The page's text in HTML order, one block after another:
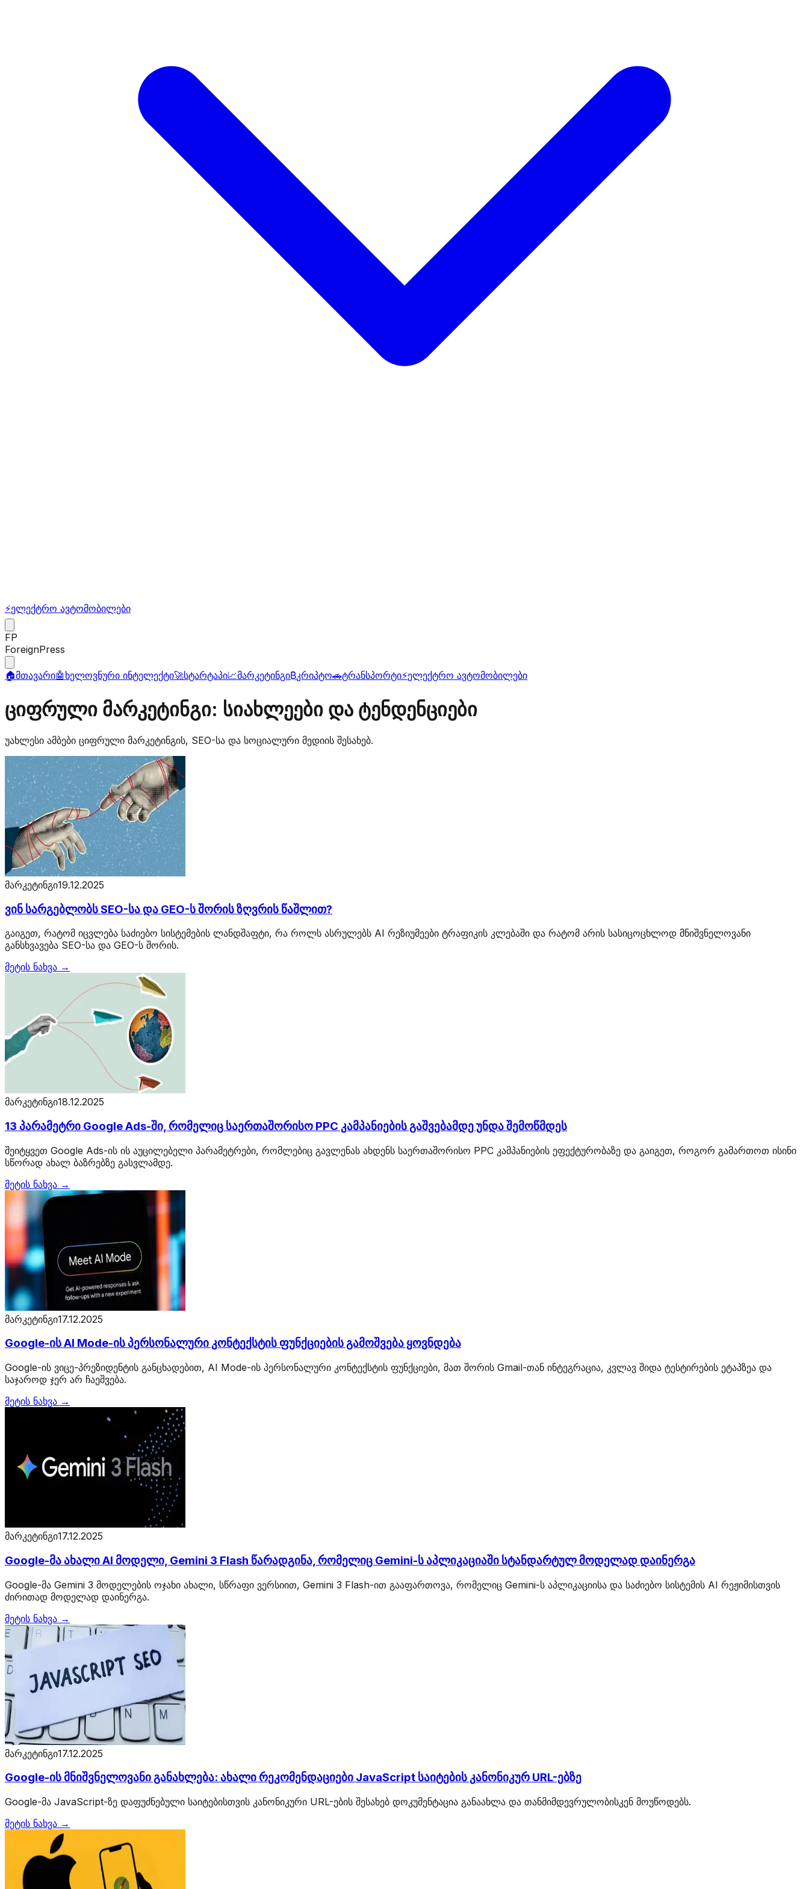
⚡ელექტრო ავტომობილები
FP
ForeignPress
🏠მთავარი🤖 ხელოვნური ინტელექტი🚀სტარტაპი📈მარკეტინგი₿კრიპტო🚗ტრანსპორტი⚡ელექტრო ავტომობილები
ციფრული მარკეტინგი: სიახლეები და ტენდენციები
უახლესი ამბები ციფრული მარკეტინგის, SEO-სა და სოციალური მედიის შესახებ.
მარკეტინგი19.12.2025
ვინ სარგებლობს SEO-სა და GEO-ს შორის ზღვრის წაშლით?
გაიგეთ, რატომ იცვლება საძიებო სისტემების ლანდშაფტი, რა როლს ასრულებს AI რეზიუმეები ტრაფიკის კლებაში და რატომ არის სასიცოცხლოდ მნიშვნელოვანი
განსხვავება SEO-სა და GEO-ს შორის.
მეტის ნახვა →
მარკეტინგი18.12.2025
13 პარამეტრი Google Ads-ში, რომელიც საერთაშორისო PPC კამპანიების გაშვებამდე უნდა შემოწმდეს
შეიტყვეთ Google Ads-ის ის აუცილებელი პარამეტრები, რომლებიც გავლენას ახდენს საერთაშორისო PPC კამპანიების ეფექტურობაზე და გაიგეთ, როგორ გამართოთ ისინი
სწორად ახალ ბაზრებზე გასვლამდე.
მეტის ნახვა →
მარკეტინგი17.12.2025
Google-ის AI Mode-ის პერსონალური კონტექსტის ფუნქციების გამოშვება ყოვნდება
Google-ის ვიცე-პრეზიდენტის განცხადებით, AI Mode-ის პერსონალური კონტექსტის ფუნქციები, მათ შორის Gmail-თან ინტეგრაცია, კვლავ შიდა ტესტირების ეტაპზეა და
საჯაროდ ჯერ არ ჩაეშვება.
მეტის ნახვა →
მარკეტინგი17.12.2025
Google-მა ახალი AI მოდელი, Gemini 3 Flash წარადგინა, რომელიც Gemini-ს აპლიკაციაში სტანდარტულ მოდელად დაინერგა
Google-მა Gemini 3 მოდელების ოჯახი ახალი, სწრაფი ვერსიით, Gemini 3 Flash-ით გააფართოვა, რომელიც Gemini-ს აპლიკაციისა და საძიებო სისტემის AI რეჟიმისთვის
ძირითად მოდელად დაინერგა.
მეტის ნახვა →
მარკეტინგი17.12.2025
Google-ის მნიშვნელოვანი განახლება: ახალი რეკომენდაციები JavaScript საიტების კანონიკურ URL-ებზე
Google-მა JavaScript-ზე დაფუძნებული საიტებისთვის კანონიკური URL-ების შესახებ დოკუმენტაცია განაახლა და თანმიმდევრულობისკენ მოუწოდებს.
მეტის ნახვა →